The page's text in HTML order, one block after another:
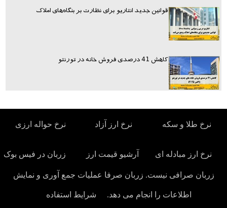
قوانین جدید انتاریو برای نظارت بر بنگاه‌های املاک
کاهش 41 درصدی فروش خانه در تورنتو
نرخ طلا و سکه نرخ ارز آزاد نرخ حواله ارزی
نرخ ارز مبادله ای آرشیو قیمت ارز زربان در فیس بوک
زربان صرافی نیست. زربان صرفا عملیات جمع آوری و نمایش
اطلاعات را انجام می دهد. شرایط استفاده